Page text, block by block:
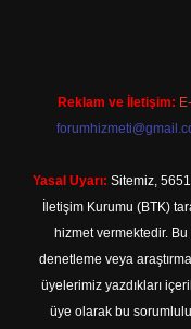
Reklam ve İletişim:
Yasal Uyarı: Sitemiz,
İletişim Kurumu (BTK)
hizmet vermektedir.
denetleme veya
üyelerimiz yazdıkları
üye olarak bu